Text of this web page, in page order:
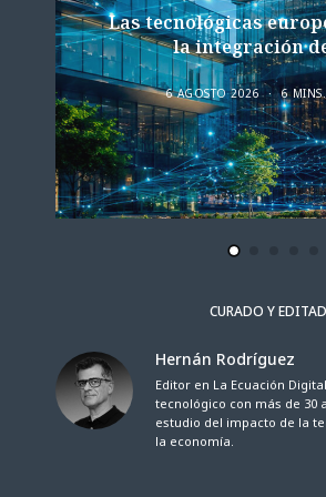
Las tecnológicas
la integración
6 AGOSTO 2026 6
CURADO Y
Hernán Rodríguez
Editor en La Ecuación
tecnológico con más de 30
estudio del impacto de la
la economía.